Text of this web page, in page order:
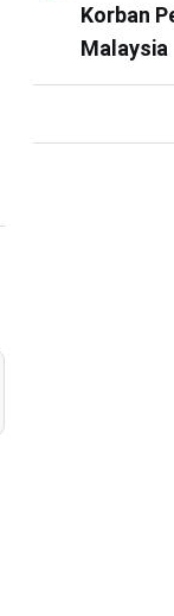
Korban
Malaysia